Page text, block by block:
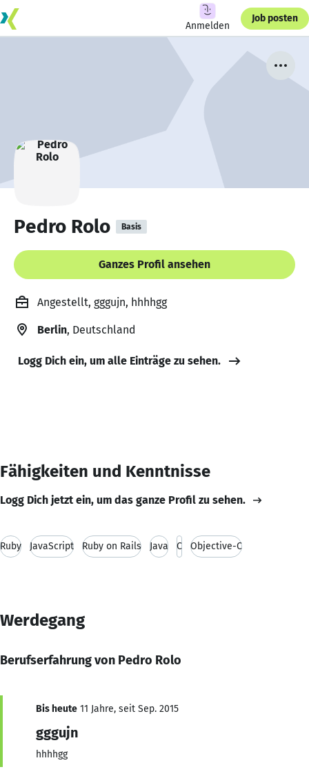
Anmelden
Job posten
Pedro Rolo Basis
Ganzes Profil ansehen
Angestellt, gggujn, hhhhgg
Berlin, Deutschland
Logg Dich ein, um alle Einträge zu sehen.
Fähigkeiten und Kenntnisse
Logg Dich jetzt ein, um das ganze Profil zu sehen.
Ruby JavaScript Ruby on Rails Java C Objective-C
Werdegang
Berufserfahrung von Pedro Rolo
Bis heute 11 Jahre, seit Sep. 2015
gggujn
hhhhgg